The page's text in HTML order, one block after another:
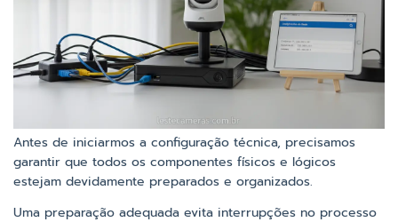
Antes de iniciarmos a configuração técnica, precisamos
garantir que todos os componentes físicos e lógicos
estejam devidamente preparados e organizados.
Uma preparação adequada evita interrupções no processo